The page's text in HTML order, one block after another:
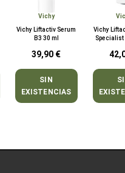
Vichy
Vichy Liftactiv Serum
B3 30 ml
39,90 €
SIN
EXISTENCIAS
Vichy
Specialist